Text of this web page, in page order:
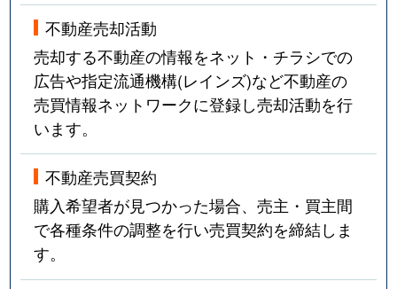
不動産売却活動
売却する不動産の情報をネット・チラシでの
広告や指定流通機構(レインズ)など不動産の
売買情報ネットワークに登録し売却活動を行
います。
不動産売買契約
購入希望者が見つかった場合、売主・買主間
で各種条件の調整を行い売買契約を締結しま
す。